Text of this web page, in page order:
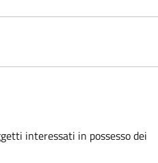
interessati in possesso dei